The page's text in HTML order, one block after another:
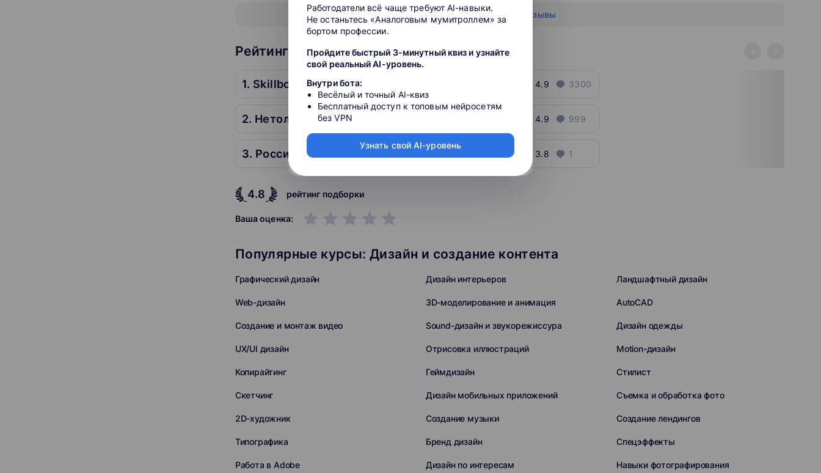
Показать все отзывы
Рейтинг школ: Дизайн и создание контента
1. Skillbox 4.9 3300
2. Нетология 4.9 999
3.8 1
4.8 рейтинг подборки
Ваша оценка: grade grade grade grade grade
Популярные курсы: Дизайн и создание контента
Графический дизайн Дизайн интерьеров Ландшафтный дизайн
Web-дизайн 3D-моделирование и анимация AutoCAD
Создание и монтаж видео Sound-дизайн и звукорежиссура Дизайн одежды
UX/UI дизайн Отрисовка иллюстраций Motion-дизайн
Копирайтинг Геймдизайн Стилист
Скетчинг Дизайн мобильных приложений Съемка и обработка фото
2D-художник Создание музыки Создание лендингов
Типографика Бренд дизайн Спецэффекты
Работа в Adobe Дизайн по интересам Навыки фотографирования
Работодатели всё чаще требуют AI-навыки.
Не останьтесь «Аналоговым мумитроллем» за
бортом профессии.
Пройдите быстрый 3-минутный квиз и узнайте
свой реальный AI-уровень.
Внутри бота:
Весёлый и точный AI-квиз
Бесплатный доступ к топовым нейросетям
без VPN
Узнать свой AI-уровень